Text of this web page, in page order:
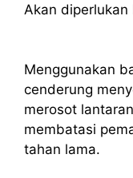
Akan
Menggunakan
cenderung
merosot
membatasi
tahan lama.